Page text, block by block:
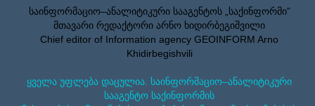
საინფორმაციო–ანალიტიკური სააგენტოს „საქინფორმი”
მთავარი რედაქტორი არნო ხიდირბეგიშვილი
Chief editor of Information agency GEOINFORM Arno
Khidirbegishvili
ყველა უფლება დაცულია. საინფორმაციო–ანალიტიკური
სააგენტო საქინფორმის